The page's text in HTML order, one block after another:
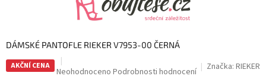
DÁMSKÉ PANTOFLE RIEKER V7953-00 ČERNÁ
AKČNÍ CENA
Průměrné
Neohodnoceno Podrobnosti hodnocení Značka: RIEKER